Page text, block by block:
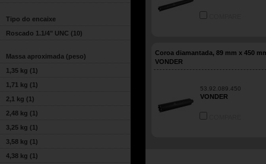
Tipo do encaixe
Roscado 1.1/4" UNC (10)
Massa aproximada (peso)
1,35 kg (1)
1,71 kg (1)
2,1 kg (1)
2,48 kg (1)
3,25 kg (1)
3,58 kg (1)
4,38 kg (1)
Coroa diamantada, 89 mm x 450
VONDER
53.92.089.450
VONDER